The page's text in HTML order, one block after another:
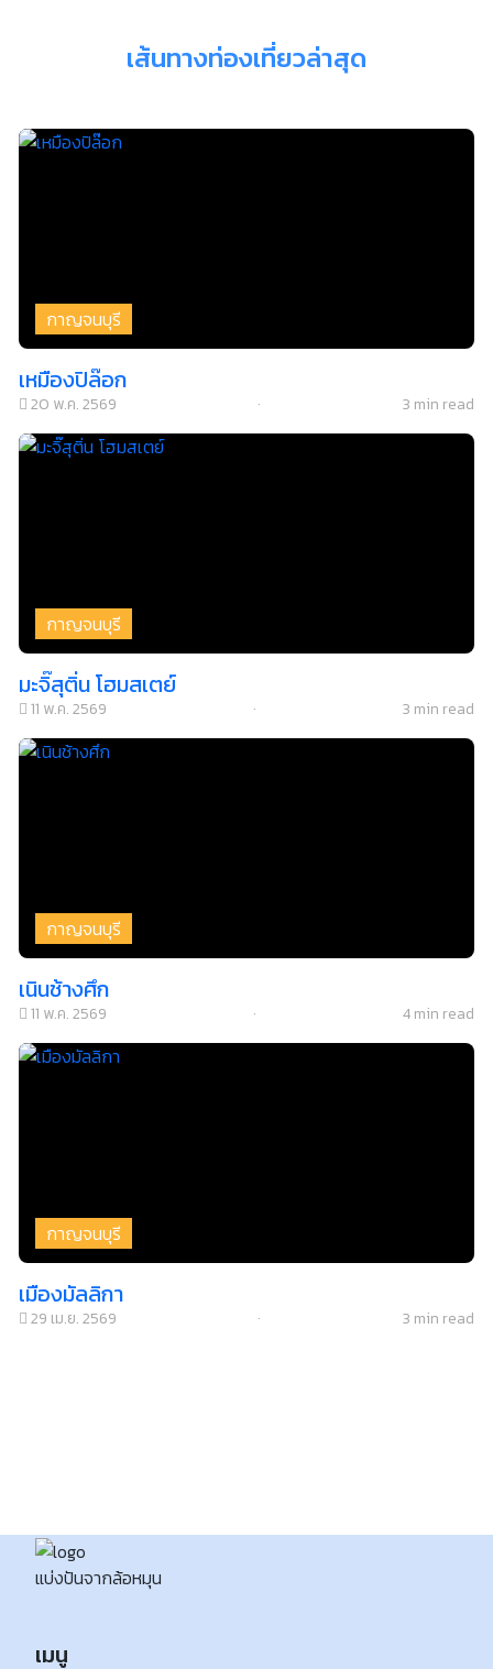
เส้นทางท่องเที่ยวล่าสุด
กาญจนบุรี
เหมืองปิล๊อก
20 พ.ค. 2569 · 3 min read
กาญจนบุรี
มะจิ๊สุติ่น โฮมสเตย์
11 พ.ค. 2569 · 3 min read
กาญจนบุรี
เนินช้างศึก
11 พ.ค. 2569 · 4 min read
กาญจนบุรี
เมืองมัลลิกา
29 เม.ย. 2569 · 3 min read
แบ่งปันจากล้อหมุน
เมนู